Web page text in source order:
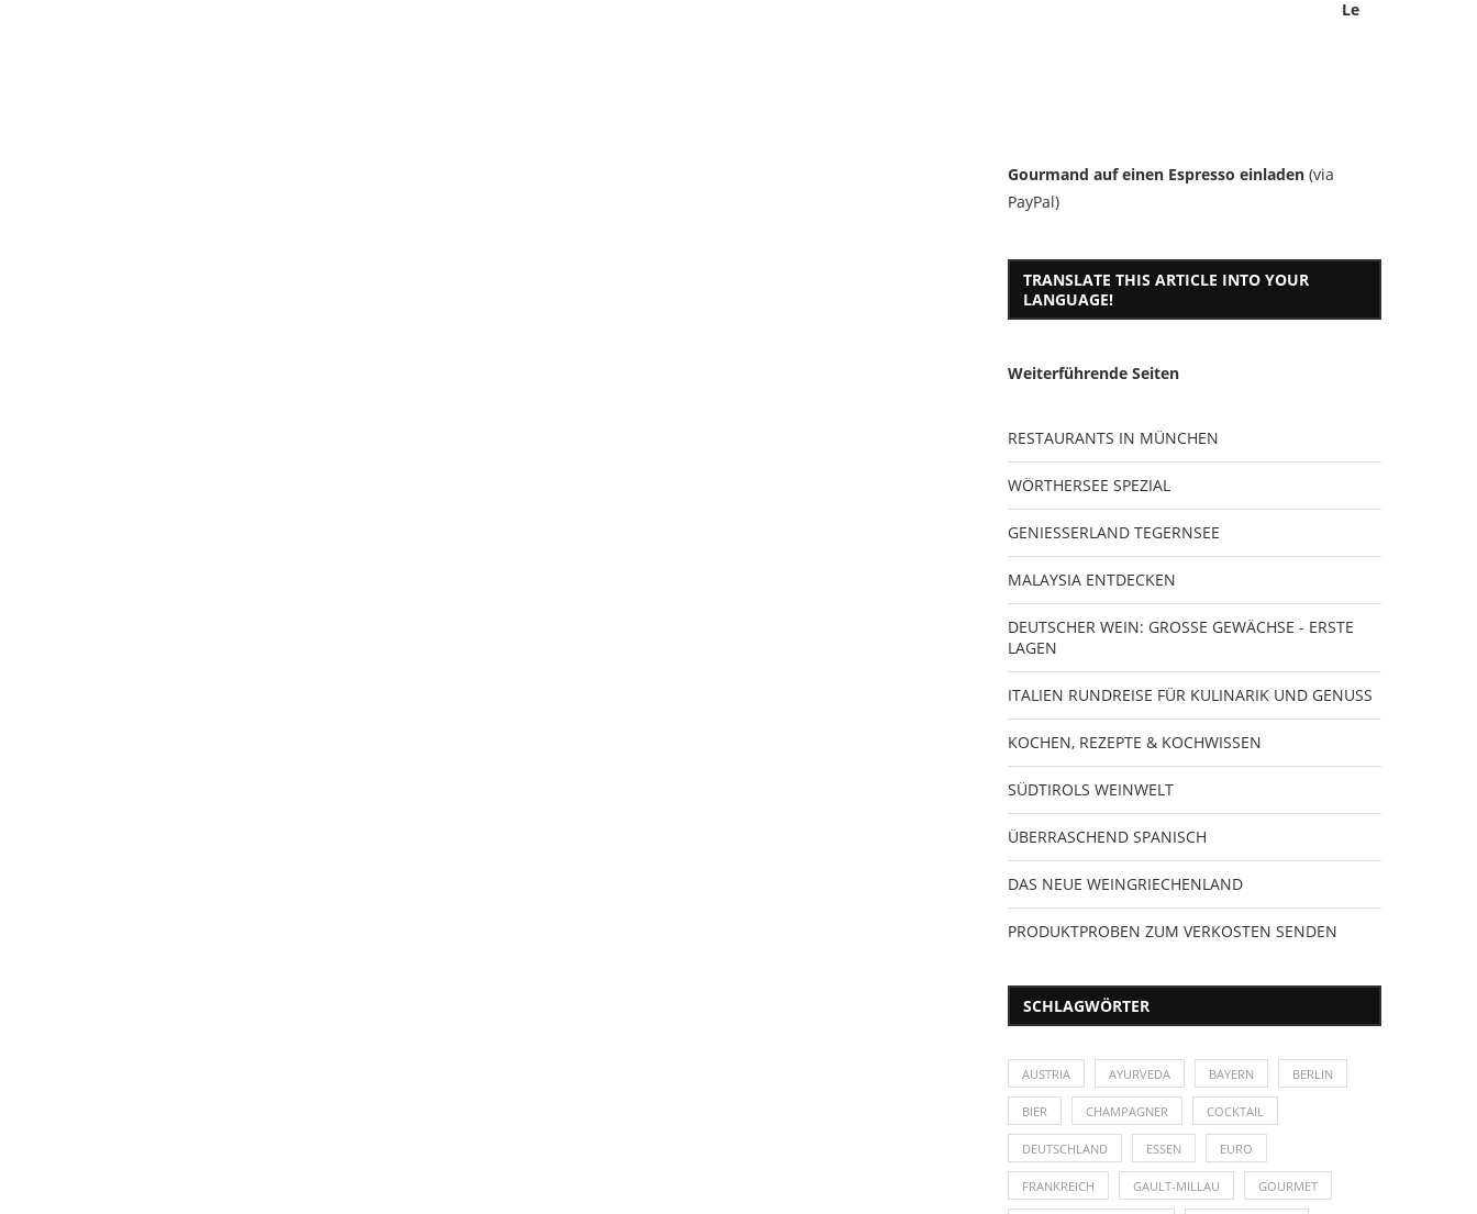
Le
Gourmand auf einen Espresso einladen (via
PayPal)
TRANSLATE THIS ARTICLE INTO YOUR
LANGUAGE!
Weiterführende Seiten
RESTAURANTS IN MÜNCHEN
WÖRTHERSEE SPEZIAL
GENIESSERLAND TEGERNSEE
MALAYSIA ENTDECKEN
DEUTSCHER WEIN: GROSSE GEWÄCHSE - ERSTE
LAGEN
ITALIEN RUNDREISE FÜR KULINARIK UND GENUSS
KOCHEN, REZEPTE & KOCHWISSEN
SÜDTIROLS WEINWELT
ÜBERRASCHEND SPANISCH
DAS NEUE WEINGRIECHENLAND
PRODUKTPROBEN ZUM VERKOSTEN SENDEN
SCHLAGWÖRTER
AUSTRIA AYURVEDA BAYERN BERLIN
BIER CHAMPAGNER COCKTAIL
DEUTSCHLAND ESSEN EURO
FRANKREICH GAULT-MILLAU GOURMET